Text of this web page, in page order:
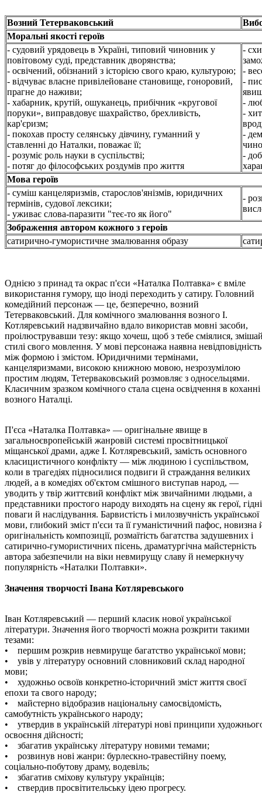
Возний Тетерваковський
Моральні якості героїв
- судовий урядовець в Україні, типовий чиновник у
повітовому суді, представник дворянства;
- освічений, обізнаний з історією свого краю, культурою;
- відчуває власне привілейоване становище, гоноровий,
прагне до наживи;
- хабарник, крутій, ошуканець, прибічник «кругової
поруки», виправдовує шахрайство, брехливість,
кар'єризм;
- покохав просту селянську дівчину, гуманний у
ставленні до Наталки, поважає її;
- розуміє роль науки в суспільстві;
- потяг до філософських роздумів про життя
-
-
-
-
-
-
-
Мова героїв
- суміш канцеляризмів, старослов'янізмів, юридичних
термінів, судової лексики;
- уживає слова-паразити "теє-то як його"
-
Зображення автором кожного з героів
сатирично-гумористичне змалювання образу
Однією з принад та окрас п'єси «Наталка Полтавка» є вміле
використання гумору, що іноді переходить у сатиру. Головний
комедійний персонаж — це, безперечно, возний
Тетерваковський. Для комічного змалювання возного І.
Котляревський надзвичайно вдало використав мовні засоби,
проілюструвавши тезу: якщо хочеш, щоб з тебе сміялися,
стилі свого мовлення. У мові персонажа наявна невідповідність
між формою і змістом. Юридичними термінами,
канцеляризмами, високою книжною мовою, незрозумілою
простим людям, Тетерваковський розмовляє з односельцями.
Класичним зразком комічного стала сцена освідчення в коханні
возного Наталці.
П'єса «Наталка Полтавка» — оригінальне явище в
загальноєвропейській жанровій системі просвітницької
міщанської драми, адже І. Котляревський, замість основного
класицистичного конфлікту — між людиною і суспільством,
коли в трагедіях підносилися подвиги й страждання великих
людей, а в комедіях об'єктом смішного виступав народ, —
уводить у твір життєвий конфлікт між звичайними людьми, а
представники простого народу виходять на сцену як герої, гідні
поваги й наслідування. Барвистість і милозвучність української
мови, глибокий зміст п'єси та її гуманістичний пафос, новизна
оригінальність композиції, розмаїтість багатства задушевних і
сатирично-гумористичних пісень, драматургічна майстерність
автора забезпечили на віки невмирущу славу й немеркнучу
популярність «Наталки Полтавки».
Значення творчості Івана Котляревського
Іван Котляревський — перший класик нової української
літератури. Значення його творчості можна розкрити такими
тезами:
• першим розкрив невмируще багатство української мови;
• увів у літературу основний словниковий склад народної
мови;
• художньо освоїв конкретно-історичний зміст життя своєї
епохи та свого народу;
• майстерно відобразив національну самосвідомість,
самобутність українського народу;
• утвердив в українській літературі нові принципи
освоєння дійсності;
• збагатив українську літературу новими темами;
• розвинув нові жанри: бурлескно-травестійну поему,
соціально-побутову драму, водевіль;
• збагатив сміхову культуру українців;
• ствердив просвітительську ідею прогресу.